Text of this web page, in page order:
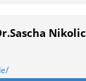
Nikolic